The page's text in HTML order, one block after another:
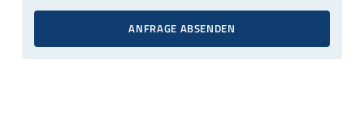
ANFRAGE ABSENDEN